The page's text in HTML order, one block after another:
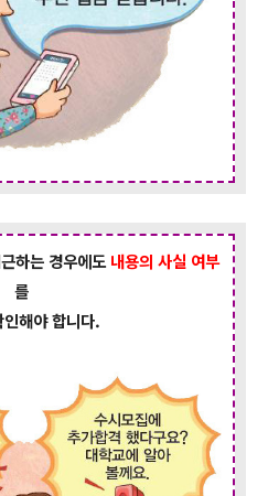
하는 경우에도내용의 사실 여부
를
인해야 합니다.